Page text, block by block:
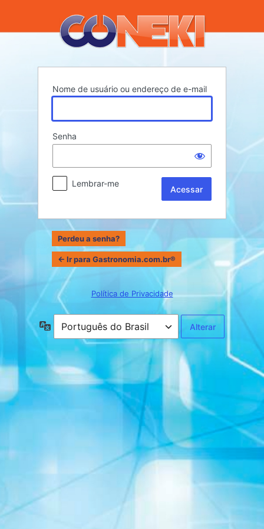
Nome de usuário ou endereço de e-mail
Senha
Lembrar-me
Perdeu a senha?
← Ir para Gastronomia.com.br®
Política de Privacidade
Idioma